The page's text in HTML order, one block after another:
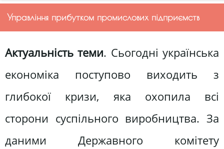
Управління прибутком промислових підприємств
Актуальність теми. Сьогодні українська
економіка поступово виходить з
глибокої кризи, яка охопила всі
сторони суспільного виробництва. За
даними Державного комітету